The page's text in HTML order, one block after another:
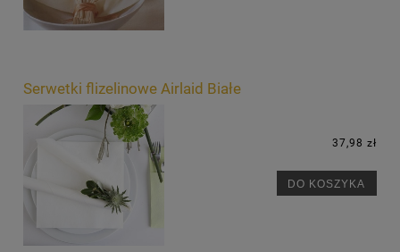
Serwetki flizelinowe Airlaid Białe
37,98 zł
DO KOSZYKA